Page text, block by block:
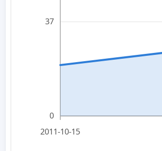
0
37
2011-10-15